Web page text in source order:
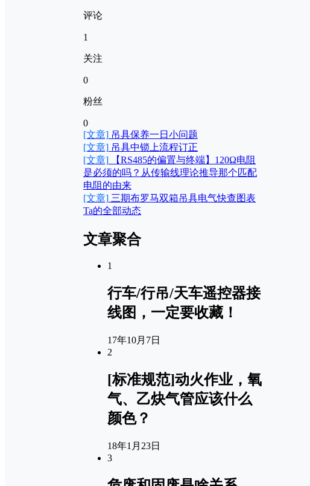
评论
1
关注
0
粉丝
0
[文章] 吊具保养一日小问题
[文章] 吊具中锁上流程订正
[文章] 【RS485的偏置与终端】120Ω电阻
是必须的吗？从传输线理论推导那个匹配
电阻的由来
[文章] 三期布罗马双箱吊具电气快查图表
Ta的全部动态
文章聚合
1
行车/行吊/天车遥控器接
线图，一定要收藏！
17年10月7日
2
[标准规范]动火作业，氧
气、乙炔气管应该什么
颜色？
18年1月23日
3